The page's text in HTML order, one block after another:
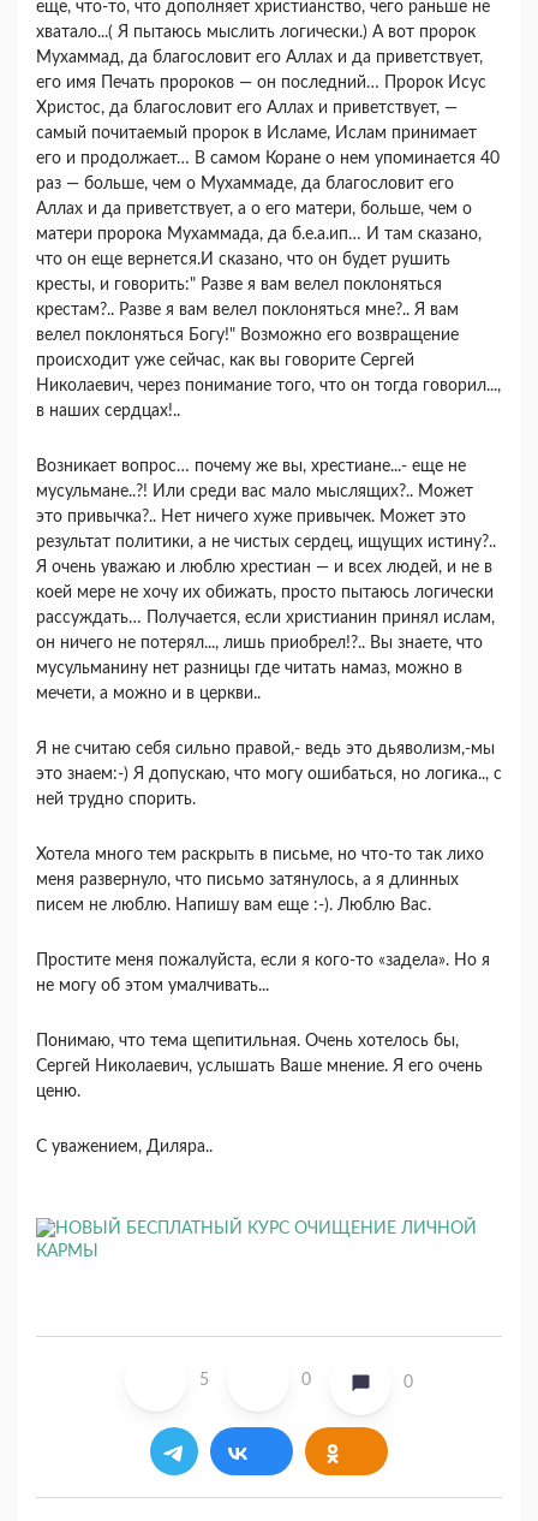
еще, что-то, что дополняет христианство, чего раньше не
хватало...( Я пытаюсь мыслить логически.) А вот пророк
Мухаммад, да благословит его Аллах и да приветствует,
его имя Печать пророков — он последний… Пророк Исус
Христос, да благословит его Аллах и приветствует, —
самый почитаемый пророк в Исламе, Ислам принимает
его и продолжает… В самом Коране о нем упоминается 40
раз — больше, чем о Мухаммаде, да благословит его
Аллах и да приветствует, а о его матери, больше, чем о
матери пророка Мухаммада, да б.е.а.ип… И там сказано,
что он еще вернется.И сказано, что он будет рушить
кресты, и говорить:" Разве я вам велел поклоняться
крестам?.. Разве я вам велел поклоняться мне?.. Я вам
велел поклоняться Богу!" Возможно его возвращение
происходит уже сейчас, как вы говорите Сергей
Николаевич, через понимание того, что он тогда говорил...,
в наших сердцах!..
Возникает вопрос… почему же вы, хрестиане...- еще не
мусульмане..?! Или среди вас мало мыслящих?.. Может
это привычка?.. Нет ничего хуже привычек. Может это
результат политики, а не чистых сердец, ищущих истину?..
Я очень уважаю и люблю хрестиан — и всех людей, и не в
коей мере не хочу их обижать, просто пытаюсь логически
рассуждать… Получается, если христианин принял ислам,
он ничего не потерял..., лишь приобрел!?.. Вы знаете, что
мусульманину нет разницы где читать намаз, можно в
мечети, а можно и в церкви..
Я не считаю себя сильно правой,- ведь это дьяволизм,-мы
это знаем:-) Я допускаю, что могу ошибаться, но логика.., с
ней трудно спорить.
Хотела много тем раскрыть в письме, но что-то так лихо
меня развернуло, что письмо затянулось, а я длинных
писем не люблю. Напишу вам еще :-). Люблю Вас.
Простите меня пожалуйста, если я кого-то «задела». Но я
не могу об этом умалчивать...
Понимаю, что тема щепитильная. Очень хотелось бы,
Сергей Николаевич, услышать Ваше мнение. Я его очень
ценю.
С уважением, Диляра..
5 0 0